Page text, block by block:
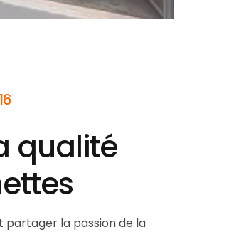
qualité
partager la passion de la